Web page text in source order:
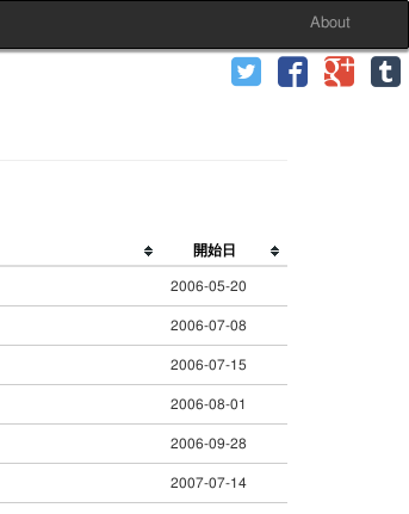
About
開始日
2006-05-20
2006-07-08
2006-07-15
2006-08-01
2006-09-28
2007-07-14